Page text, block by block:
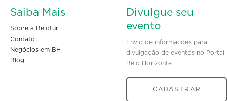
Saiba Mais
Sobre a Belotur
Contato
Negócios em BH
Blog
Divulgue seu
evento
Envio de informações para
divulgação de eventos no Portal
Belo Horizonte
CADASTRAR